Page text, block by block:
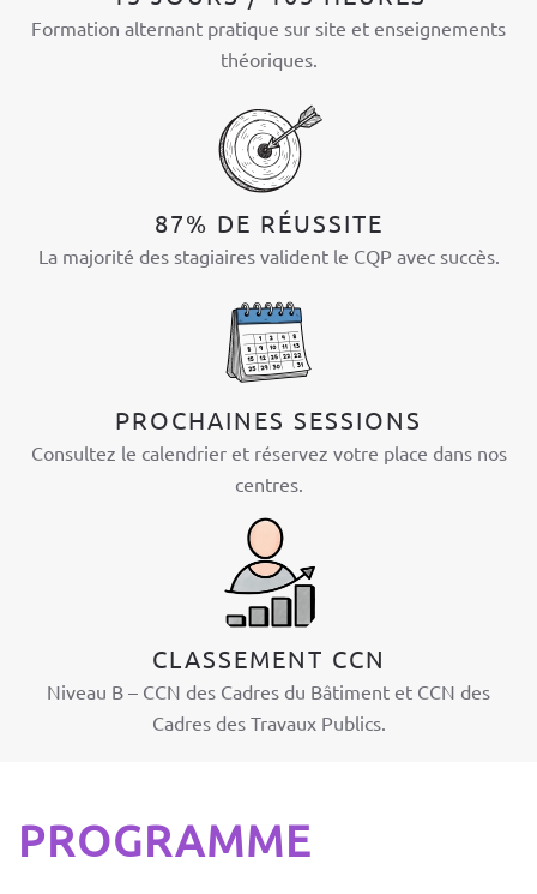
Formation alternant pratique sur site et enseignements
théoriques.
87% DE RÉUSSITE
La majorité des stagiaires valident le CQP avec succès.
PROCHAINES SESSIONS
Consultez le calendrier et réservez votre place dans nos
centres.
CLASSEMENT CCN
Niveau B – CCN des Cadres du Bâtiment et CCN des
Cadres des Travaux Publics.
PROGRAMME